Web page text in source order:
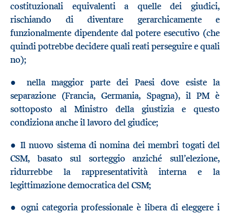
costituzionali equivalenti a quelle dei giudici,
rischiando di diventare gerarchicamente e
funzionalmente dipendente dal potere esecutivo (che
quindi potrebbe decidere quali reati perseguire e quali
no);
● nella maggior parte dei Paesi dove esiste la
separazione (Francia, Germania, Spagna), il PM è
sottoposto al Ministro della giustizia e questo
condiziona anche il lavoro del giudice;
● Il nuovo sistema di nomina dei membri togati del
CSM, basato sul sorteggio anziché sull’elezione,
ridurrebbe la rappresentatività interna e la
legittimazione democratica del CSM;
● ogni categoria professionale è libera di eleggere i